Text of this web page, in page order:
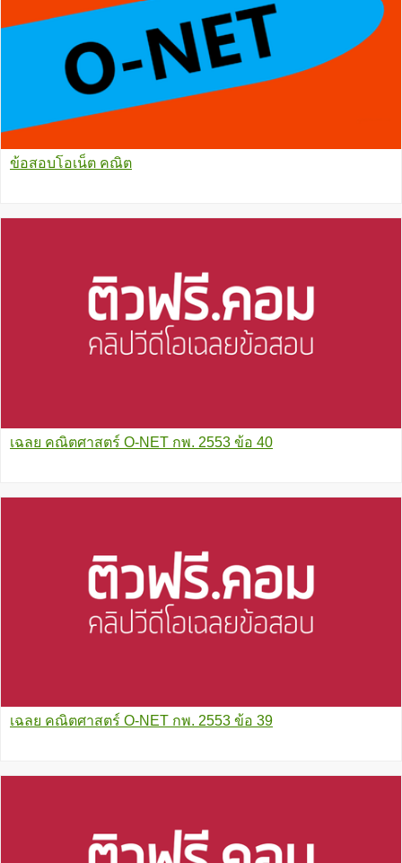
ข้อสอบโอเน็ต คณิต
เฉลย คณิตศาสตร์ O-NET กพ. 2553 ข้อ 40
เฉลย คณิตศาสตร์ O-NET กพ. 2553 ข้อ 39